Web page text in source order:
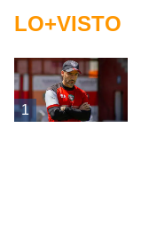
LO+VISTO
1